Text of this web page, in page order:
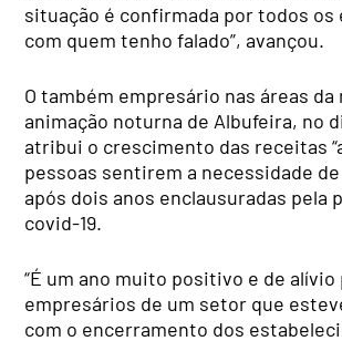
situação é confirmada por todos os
com quem tenho falado”, avançou.
O também empresário nas áreas
animação noturna de Albufeira, no
atribui o crescimento das receitas
pessoas sentirem a necessidade
após dois anos enclausuradas pela
covid-19.
“É um ano muito positivo e de alívio
empresários de um setor que
com o encerramento dos